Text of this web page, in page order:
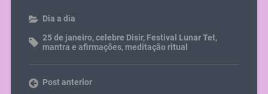
Dia a dia
25 de janeiro,celebre Disir, Festival Lunar Tet,
mantra e afirmações, meditação ritual
Post anterior